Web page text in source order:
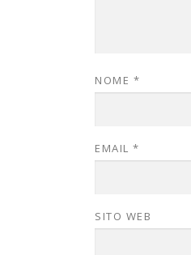
NOME *
EMAIL *
SITO WEB